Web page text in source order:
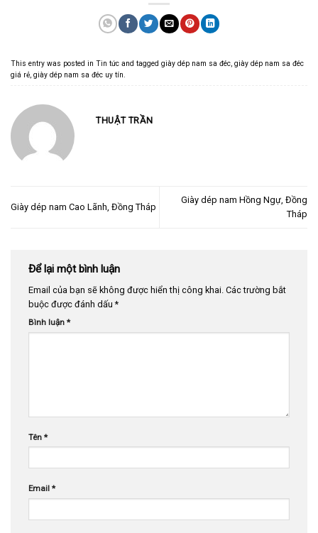
This entry was posted in Tin tức and tagged giày dép nam sa đéc, giày dép nam sa đéc
giá rẻ, giày dép nam sa đéc uy tín.
THUẬT TRẦN
Giày dép nam Cao Lãnh, Đồng Tháp
Giày dép nam Hồng Ngự, Đồng
Tháp
Để lại một bình luận
Email của bạn sẽ không được hiển thị công khai. Các trường bắt
buộc được đánh dấu*
Bình luận *
Tên *
Email *